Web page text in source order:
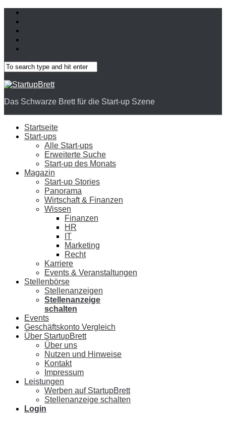
Das Schwarze Brett für die Start-up Szene
Startseite
Start-ups
Alle Start-ups
Erweiterte Suche
Start-up des Monats
Magazin
Start-up Stories
Panorama
Wirtschaft & Finanzen
Wissen
Finanzen
HR
IT
Marketing
Recht
Karriere
Events & Veranstaltungen
Stellenbörse
Stellenanzeigen
Stellenanzeige
schalten
Events
Geschäftskonto Vergleich
Über StartupBrett
Über uns
Nutzen und Hinweise
Kontakt
Impressum
Leistungen
Werben auf StartupBrett
Stellenanzeige schalten
Login